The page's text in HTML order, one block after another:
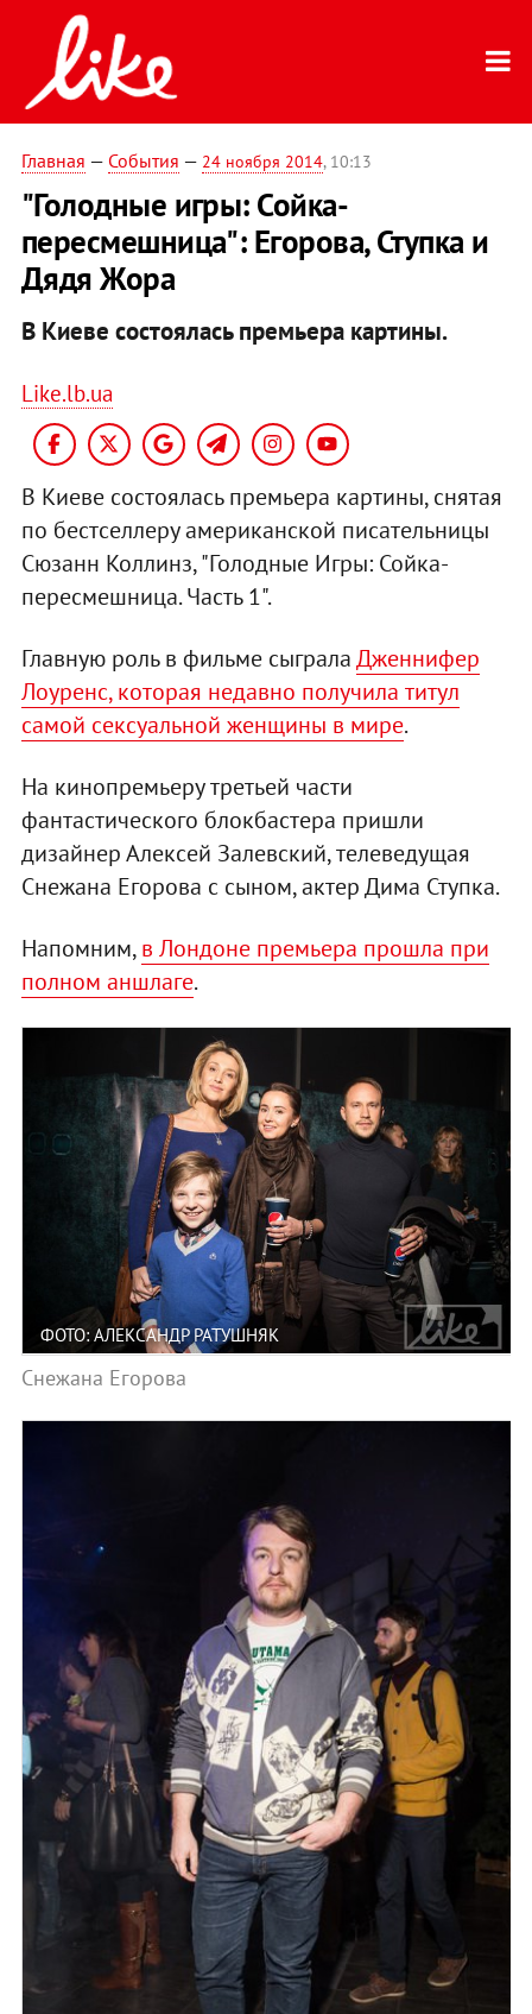
Главная — События — 24 ноября 2014, 10:13
"Голодные игры: Сойка-
пересмешница": Егорова, Ступка и
Дядя Жора
В Киеве состоялась премьера картины.
Like.lb.ua
В Киеве состоялась премьера картины, снятая
по бестселлеру американской писательницы
Сюзанн Коллинз, "Голодные Игры: Сойка-
пересмешница. Часть 1".
Главную роль в фильме сыгралаДженнифер
Лоуренс, которая недавно получила титул
самой сексуальной женщины в мире.
На кинопремьеру третьей части
фантастического блокбастера пришли
дизайнер Алексей Залевский, телеведущая
Снежана Егорова с сыном, актер Дима Ступка.
Напомним,в Лондоне премьера прошла при
полном аншлаге.
ФОТО: АЛЕКСАНДР РАТУШНЯК
Снежана Егорова